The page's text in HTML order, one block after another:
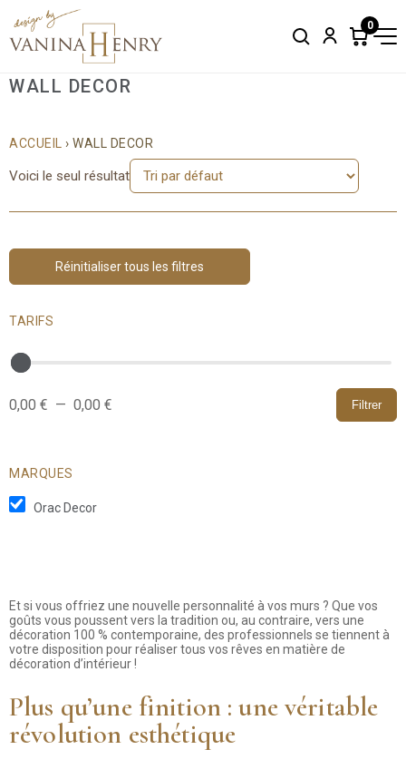
SearchAccount
0
Items
WALL DECOR
ACCUEIL › WALL DECOR
Voici le seul résultat
Réinitialiser tous les filtres
TARIFS
0,00 € — 0,00 € Filtrer
MARQUES
Orac Decor
Et si vous offriez une nouvelle personnalité à vos murs ? Que vos
goûts vous poussent vers la tradition ou, au contraire, vers une
décoration 100 % contemporaine, des professionnels se tiennent à
votre disposition pour réaliser tous vos rêves en matière de
décoration d’intérieur !
Plus qu’une finition : une véritable
révolution esthétique